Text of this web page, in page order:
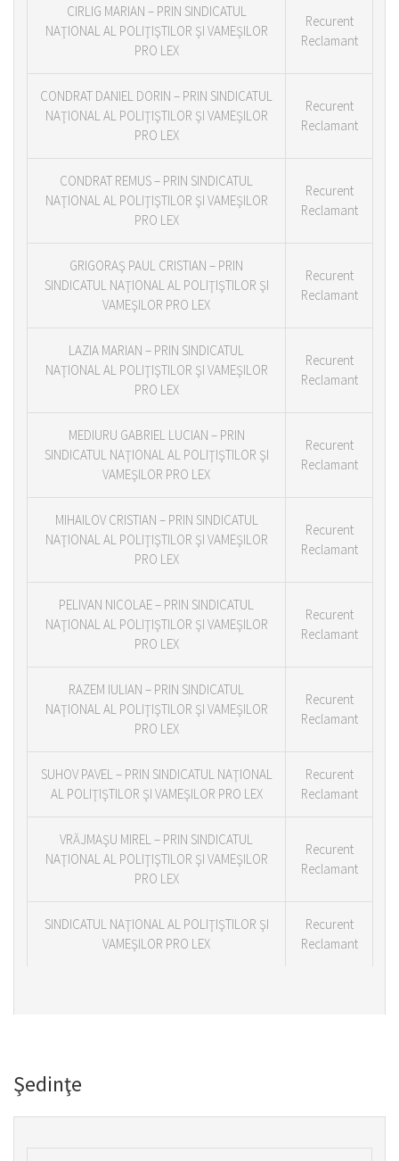
CIRLIG MARIAN – PRIN SINDICATUL
NAŢIONAL AL POLIŢIŞTILOR ŞI VAMEŞILOR
PRO LEX
Recurent
Reclamant
CONDRAT DANIEL DORIN – PRIN SINDICATUL
NAŢIONAL AL POLIŢIŞTILOR ŞI VAMEŞILOR
PRO LEX
Recurent
Reclamant
CONDRAT REMUS – PRIN SINDICATUL
NAŢIONAL AL POLIŢIŞTILOR ŞI VAMEŞILOR
PRO LEX
Recurent
Reclamant
GRIGORAŞ PAUL CRISTIAN – PRIN
SINDICATUL NAŢIONAL AL POLIŢIŞTILOR ŞI
VAMEŞILOR PRO LEX
Recurent
Reclamant
LAZIA MARIAN – PRIN SINDICATUL
NAŢIONAL AL POLIŢIŞTILOR ŞI VAMEŞILOR
PRO LEX
Recurent
Reclamant
MEDIURU GABRIEL LUCIAN – PRIN
SINDICATUL NAŢIONAL AL POLIŢIŞTILOR ŞI
VAMEŞILOR PRO LEX
Recurent
Reclamant
MIHAILOV CRISTIAN – PRIN SINDICATUL
NAŢIONAL AL POLIŢIŞTILOR ŞI VAMEŞILOR
PRO LEX
Recurent
Reclamant
PELIVAN NICOLAE – PRIN SINDICATUL
NAŢIONAL AL POLIŢIŞTILOR ŞI VAMEŞILOR
PRO LEX
Recurent
Reclamant
RAZEM IULIAN – PRIN SINDICATUL
NAŢIONAL AL POLIŢIŞTILOR ŞI VAMEŞILOR
PRO LEX
Recurent
Reclamant
SUHOV PAVEL – PRIN SINDICATUL NAŢIONAL
AL POLIŢIŞTILOR ŞI VAMEŞILOR PRO LEX
Recurent
Reclamant
VRĂJMAŞU MIREL – PRIN SINDICATUL
NAŢIONAL AL POLIŢIŞTILOR ŞI VAMEŞILOR
PRO LEX
Recurent
Reclamant
SINDICATUL NAŢIONAL AL POLIŢIŞTILOR ŞI
VAMEŞILOR PRO LEX
Recurent
Reclamant
Şedinţe